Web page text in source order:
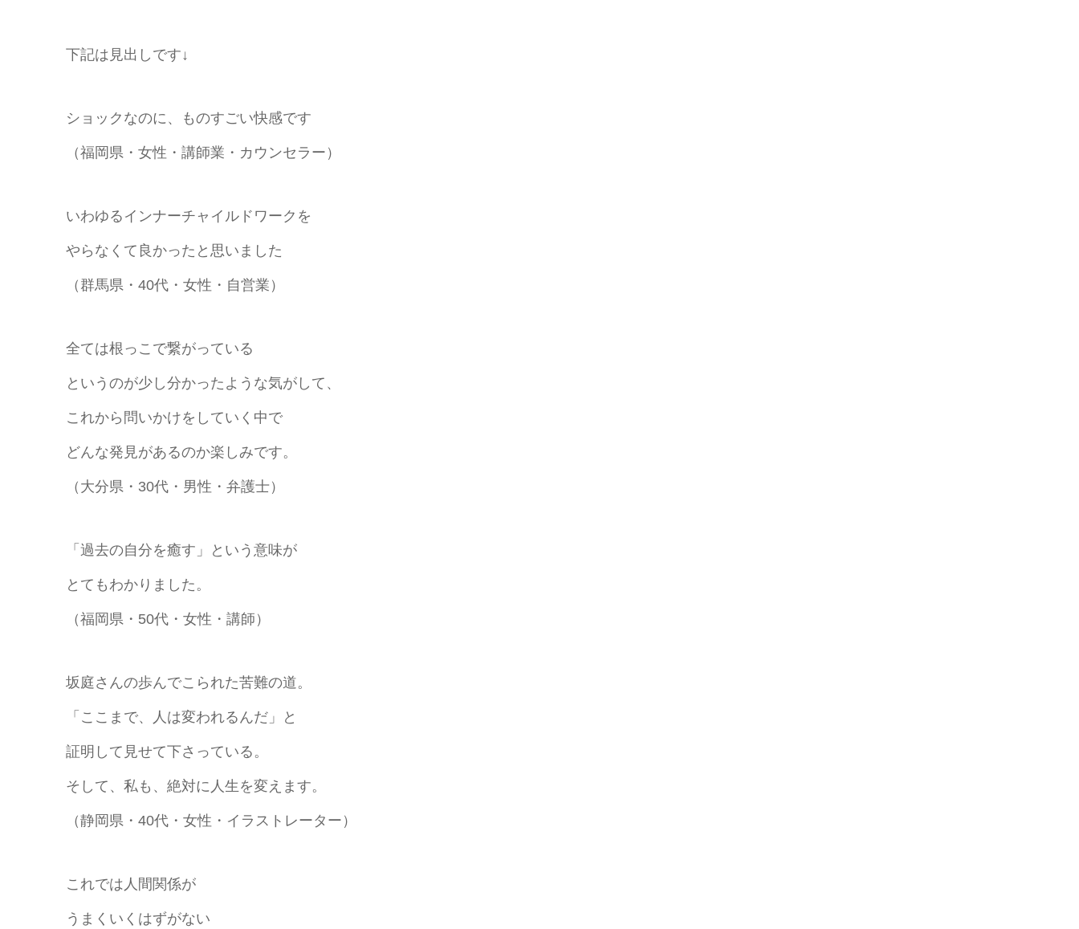
下記は見出しです↓
ショックなのに、ものすごい快感です
（福岡県・女性・講師業・カウンセラー）
いわゆるインナーチャイルドワークを
やらなくて良かったと思いました
（群馬県・40代・女性・自営業）
全ては根っこで繋がっている
というのが少し分かったような気がして、
これから問いかけをしていく中で
どんな発見があるのか楽しみです。
（大分県・30代・男性・弁護士）
「過去の自分を癒す」という意味が
とてもわかりました。
（福岡県・50代・女性・講師）
坂庭さんの歩んでこられた苦難の道。
「ここまで、人は変われるんだ」と
証明して見せて下さっている。
そして、私も、絶対に人生を変えます。
（静岡県・40代・女性・イラストレーター）
これでは人間関係が
うまくいくはずがない